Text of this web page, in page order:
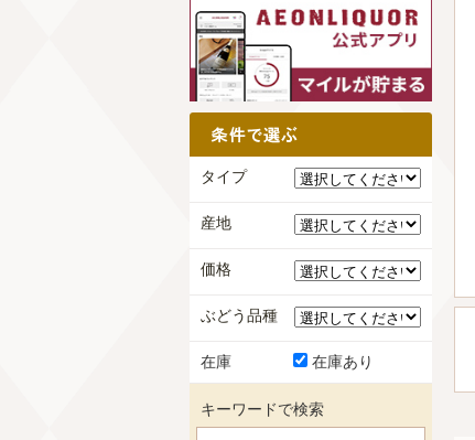
タイプ
産地
価格
ぶどう品種
在庫 在庫あり
キーワードで検索